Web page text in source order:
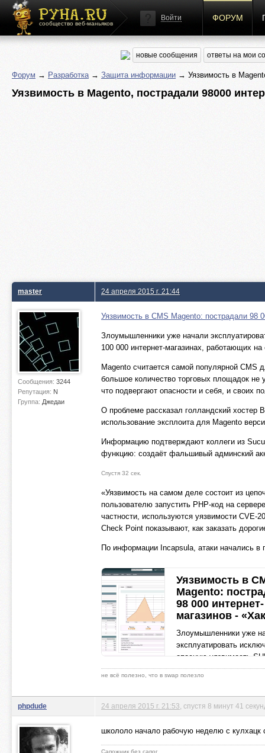
сообщество веб-маньяков
Войти ФОРУМ
новые сообщения ответы на мои
Форум → Разработка→ Защита информации → Уязвимость в
Уязвимость в Magento, пострадали 98000
master
Сообщения: 3244
Репутация: N
Группа: Джедаи
24 апреля 2015 г. 21:44
Уязвимость в CMS Magento: пострадали 98
Злоумышленники уже начали
100 000 интернет-магазинах, работающих
Magento считается самой популярной CMS
большое количество торговых площадок не
что подвергают опасности и себя, и своих
О проблеме рассказал голландский
использование эксплоита для Magento
Информацию подтверждают коллеги из
функцию: создаёт фальшивый админский
Спустя 32 сек.
«Уязвимость на самом деле состоит из
пользователю запустить PHP-код на
частности, используются уязвимости
Check Point показывают, как заказать
По информации Incapsula, атаки начались в
Уязвимость в
Magento:
98 000 интернет-
магазинов -
Злоумышленники уже
эксплуатировать
опасную уязвимость
5344, которая
xakep.ru
не всё полезно, что в swap полезло
phpdude 24 апреля 2015 г. 21:53 , спустя 8 минут 41
школоло начало рабочую неделю с кулхацк
Сапожник без сапог